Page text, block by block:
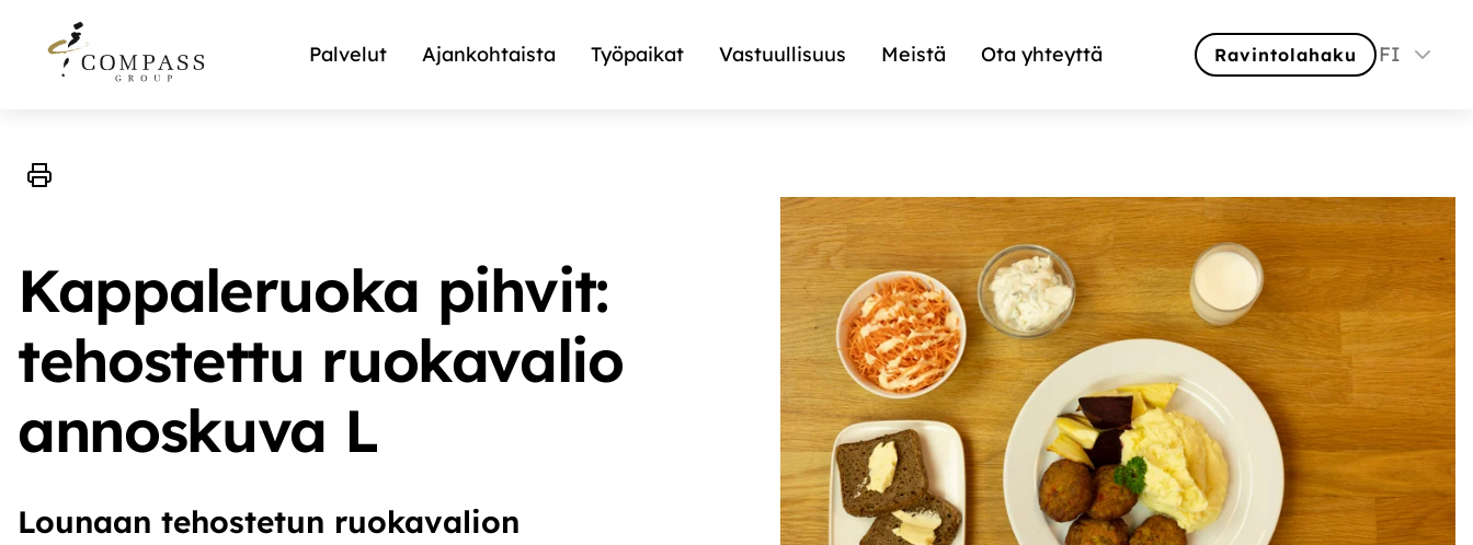
Palvelut Ajankohtaista Työpaikat Vastuullisuus Meistä Ota yhteyttä Ravintolahaku FI
Kappaleruoka pihvit:
tehostettu ruokavalio
annoskuva L
Lounaan tehostetun ruokavalion